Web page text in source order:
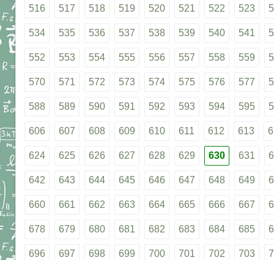
516 517 518 519 520 521 522 523
534 535 536 537 538 539 540 541
552 553 554 555 556 557 558 559
570 571 572 573 574 575 576 577
588 589 590 591 592 593 594 595
606 607 608 609 610 611 612 613
624 625 626 627 628 629 630 631
642 643 644 645 646 647 648 649
660 661 662 663 664 665 666 667
678 679 680 681 682 683 684 685
696 697 698 699 700 701 702 703